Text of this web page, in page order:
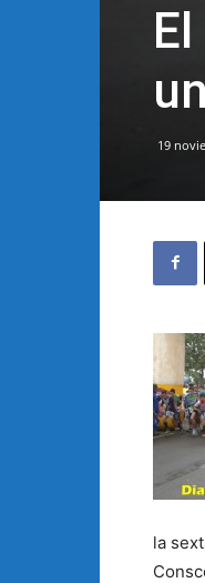
19
la